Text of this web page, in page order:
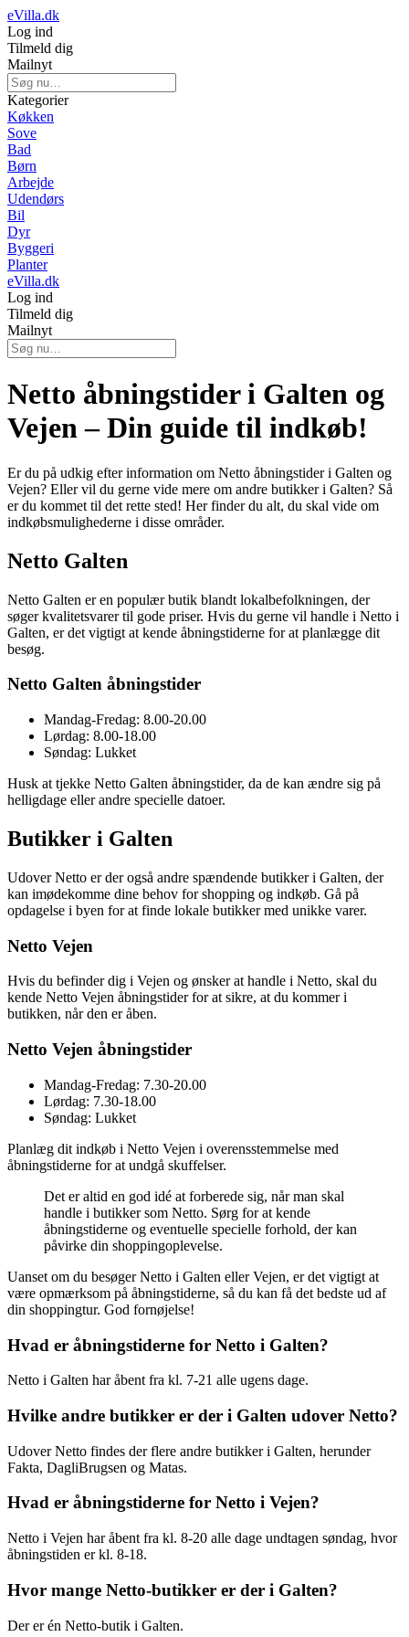
eVilla.dk
Log ind
Tilmeld dig
Mailnyt
Kategorier
Køkken
Sove
Bad
Børn
Arbejde
Udendørs
Bil
Dyr
Byggeri
Planter
eVilla.dk
Log ind
Tilmeld dig
Mailnyt
Netto åbningstider i Galten og
Vejen – Din guide til indkøb!
Er du på udkig efter information om Netto åbningstider i Galten og
Vejen? Eller vil du gerne vide mere om andre butikker i Galten? Så
er du kommet til det rette sted! Her finder du alt, du skal vide om
indkøbsmulighederne i disse områder.
Netto Galten
Netto Galten er en populær butik blandt lokalbefolkningen, der
søger kvalitetsvarer til gode priser. Hvis du gerne vil handle i Netto i
Galten, er det vigtigt at kende åbningstiderne for at planlægge dit
besøg.
Netto Galten åbningstider
Mandag-Fredag: 8.00-20.00
Lørdag: 8.00-18.00
Søndag: Lukket
Husk at tjekke Netto Galten åbningstider, da de kan ændre sig på
helligdage eller andre specielle datoer.
Butikker i Galten
Udover Netto er der også andre spændende butikker i Galten, der
kan imødekomme dine behov for shopping og indkøb. Gå på
opdagelse i byen for at finde lokale butikker med unikke varer.
Netto Vejen
Hvis du befinder dig i Vejen og ønsker at handle i Netto, skal du
kende Netto Vejen åbningstider for at sikre, at du kommer i
butikken, når den er åben.
Netto Vejen åbningstider
Mandag-Fredag: 7.30-20.00
Lørdag: 7.30-18.00
Søndag: Lukket
Planlæg dit indkøb i Netto Vejen i overensstemmelse med
åbningstiderne for at undgå skuffelser.
Det er altid en god idé at forberede sig, når man skal
handle i butikker som Netto. Sørg for at kende
åbningstiderne og eventuelle specielle forhold, der kan
påvirke din shoppingoplevelse.
Uanset om du besøger Netto i Galten eller Vejen, er det vigtigt at
være opmærksom på åbningstiderne, så du kan få det bedste ud af
din shoppingtur. God fornøjelse!
Hvad er åbningstiderne for Netto i Galten?
Netto i Galten har åbent fra kl. 7-21 alle ugens dage.
Hvilke andre butikker er der i Galten udover Netto?
Udover Netto findes der flere andre butikker i Galten, herunder
Fakta, DagliBrugsen og Matas.
Hvad er åbningstiderne for Netto i Vejen?
Netto i Vejen har åbent fra kl. 8-20 alle dage undtagen søndag, hvor
åbningstiden er kl. 8-18.
Hvor mange Netto-butikker er der i Galten?
Der er én Netto-butik i Galten.